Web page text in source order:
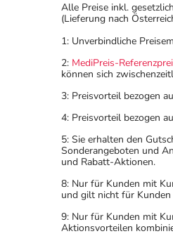
Alle Preise inkl.
(Lieferung nach
1: Unverbindliche
2: MediPreis-
können sich
3: Preisvorteil bezogen
4: Preisvorteil bezogen
5: Sie erhalten den
Sonderangeboten und
und Rabatt-Aktionen.
8: Nur für Kunden mit
und gilt nicht für
9: Nur für Kunden mit
Aktionsvorteilen